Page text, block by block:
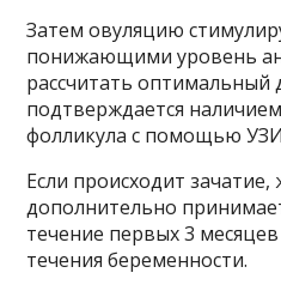
Затем овуляцию
понижающими уровень
рассчитать оптимальный
подтверждается
фолликула с помощью
Если происходит
дополнительно
течение первых 3
течения беременности.